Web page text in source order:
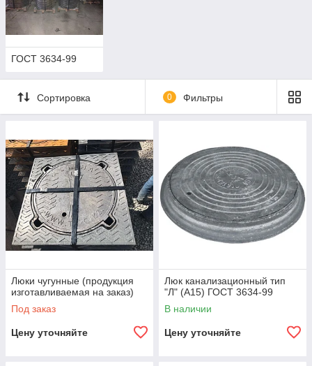
ГОСТ 3634-99
Сортировка 0 Фильтры
Люки чугунные (продукция
изготавливаемая на заказ)
Под заказ
Цену уточняйте
Люк канализационный тип
"Л" (А15) ГОСТ 3634-99
В наличии
Цену уточняйте